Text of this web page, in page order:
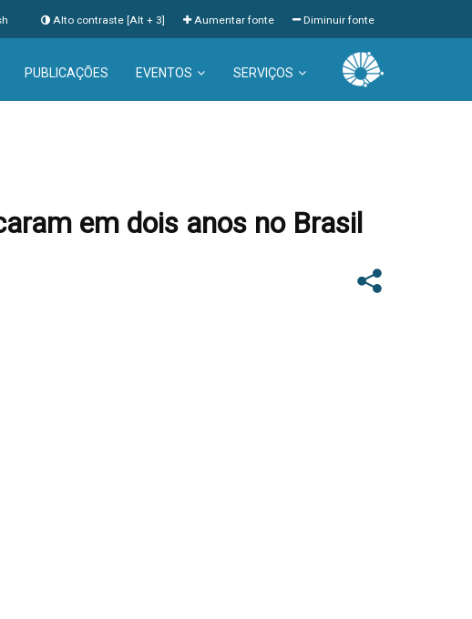
Diminuir fonte
Aumentar fonte
Alto contraste [Alt + 3]
PUBLICAÇÕES EVENTOS SERVIÇOS
em dois anos no Brasil